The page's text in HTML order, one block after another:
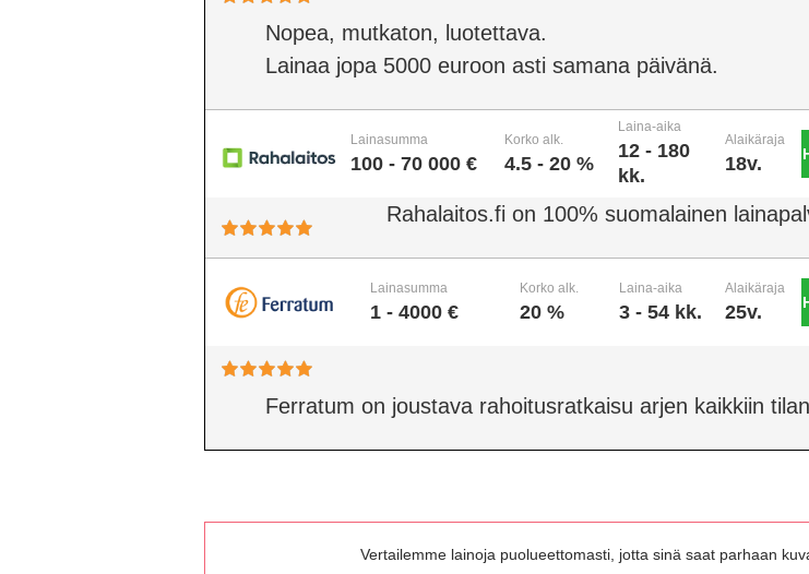
Nopea, mutkaton, luotettava.
Lainaa jopa 5000 euroon asti samana päivänä.
Lainasumma
100 - 70 000 €
Korko alk.
4.5 - 20 %
Laina-aika
12 - 180
kk.
Alaikäraja
18v.
Rahalaitos.fi on 100% suomalainen
Lainasumma
1 - 4000 €
Korko alk.
20 %
Laina-aika
3 - 54 kk.
Alaikäraja
25v.
Ferratum on joustava rahoitusratkaisu arjen kaikkiin
Vertailemme lainoja puolueettomasti, jotta sinä saat parhaan